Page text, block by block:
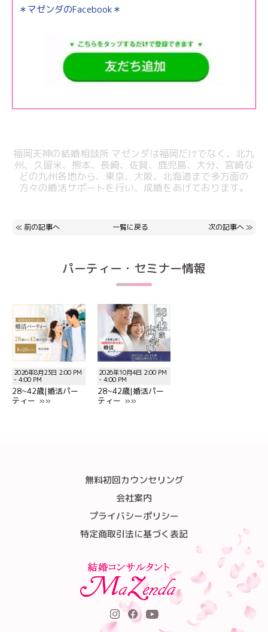
＊マゼンダのFacebook＊
福岡天神の結婚相談所 マゼンダは福岡だけでなく、北九
州、久留米、熊本、 長崎、佐賀、鹿児島、大分、宮崎な
どの九州各地から、東京、大阪、北海道まで多方面の
方々の婚活サポートを行い、成婚をあげております。
≪ 前の記事へ 一覧に戻る 次の記事へ ≫
パーティー・セミナー情報
2026年8月23日 2:00 PM
- 4:00 PM
28~42歳|婚活パー
ティー »»
2026年10月4日 2:00 PM
- 4:00 PM
28~42歳|婚活パー
ティー »»
無料初回カウンセリング
会社案内
プライバシーポリシー
特定商取引法に基づく表記